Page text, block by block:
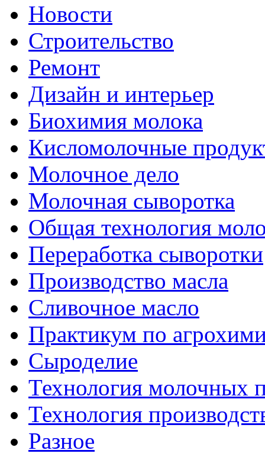
Новости
Строительство
Ремонт
Дизайн и интерьер
Биохимия молока
Кисломолочные
Молочное дело
Молочная сыворотка
Общая технология
Переработка сыворотки
Производство масла
Сливочное масло
Практикум по
Сыроделие
Технология молочных
Технология
Разное